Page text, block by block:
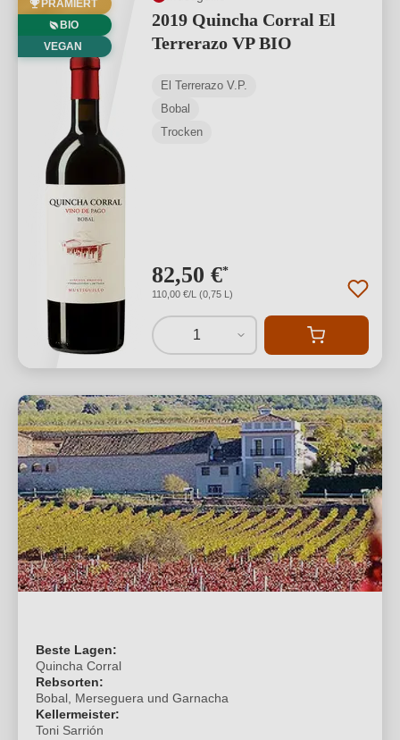
PRÄMIERT
BIO
VEGAN
2019 Quincha Corral El
Terrerazo VP BIO
El Terrerazo V.P.
Bobal
Trocken
82,50 €*
110,00 €/L (0,75 L)
1
Beste Lagen:
Quincha Corral
Rebsorten:
Bobal, Merseguera und Garnacha
Kellermeister:
Toni Sarrión